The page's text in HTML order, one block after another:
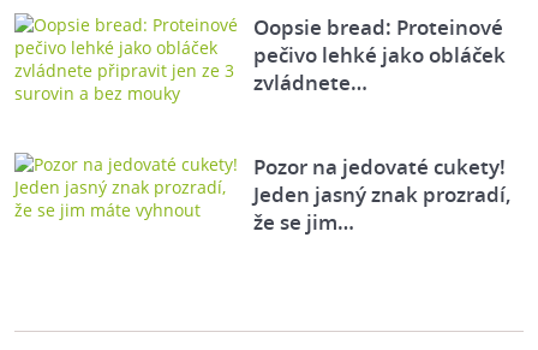
Oopsie bread: Proteinové
pečivo lehké jako obláček
zvládnete…
Pozor na jedovaté cukety!
Jeden jasný znak prozradí,
že se jim…